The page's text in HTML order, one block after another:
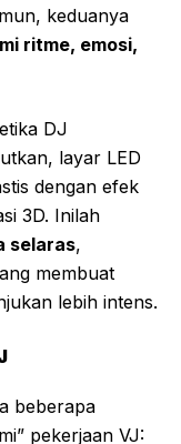
keduanya
ritme, emosi,
DJ
layar LED
dengan efek
3D. Inilah
selaras,
membuat
lebih intens.
beberapa
pekerjaan VJ: